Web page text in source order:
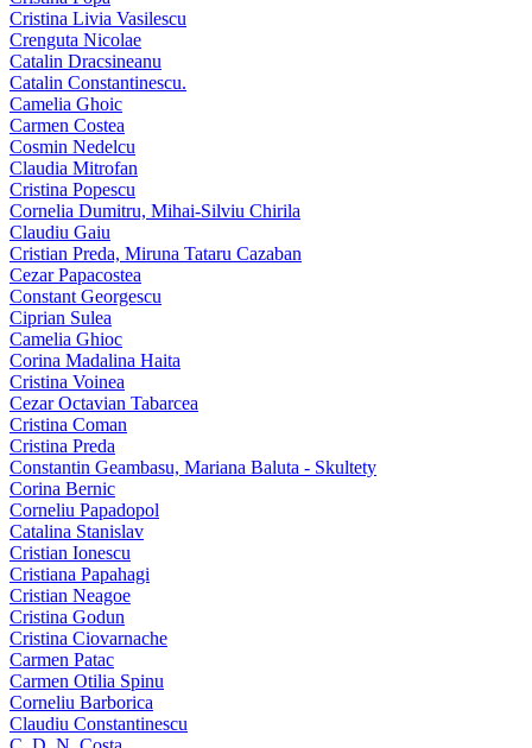
Cristina Livia Vasilescu
Crenguta Nicolae
Catalin Dracsineanu
Catalin Constantinescu.
Camelia Ghoic
Carmen Costea
Cosmin Nedelcu
Claudia Mitrofan
Cristina Popescu
Cornelia Dumitru, Mihai‑Silviu Chirila
Claudiu Gaiu
Cristian Preda, Miruna Tataru Cazaban
Cezar Papacostea
Constant Georgescu
Ciprian Sulea
Camelia Ghioc
Corina Madalina Haita
Cristina Voinea
Cezar Octavian Tabarcea
Cristina Coman
Cristina Preda
Constantin Geambasu, Mariana Baluta - Skultety
Corina Bernic
Corneliu Papadopol
Catalina Stanislav
Cristian Ionescu
Cristiana Papahagi
Cristian Neagoe
Cristina Godun
Cristina Ciovarnache
Carmen Patac
Carmen Otilia Spinu
Corneliu Barborica
Claudiu Constantinescu